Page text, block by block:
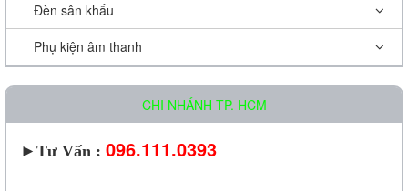
Đèn sân khấu
Phụ kiện âm thanh
CHI NHÁNH TP. HCM
► Tư Vấn : 096.111.0393